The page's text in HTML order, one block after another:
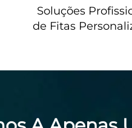
Soluções
de Fitas
Atacado